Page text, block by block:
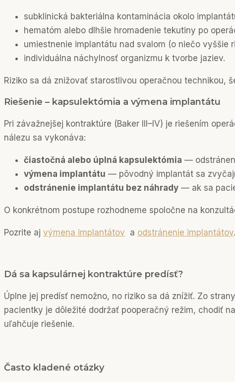
subklinická bakteriálna kontaminácia okolo
hematóm alebo dlhšie hromadenie tekutiny po
umiestnenie implantátu nad svalom (o niečo vyššie
individuálna náchylnosť organizmu k tvorbe jaziev.
Riziko sa dá znižovať starostlivou operačnou technikou,
Riešenie – kapsulektómia a výmena implantátu
Pri závažnejšej kontraktúre (Baker III–IV) je riešením
nálezu sa vykonáva:
čiastočná alebo úplná kapsulektómia —
výmena implantátu — pôvodný implantát sa
odstránenie implantátu bez náhrady — ak sa
O konkrétnom postupe rozhodneme spoločne na
Pozrite aj výmena implantátov a odstránenie implantátov.
Dá sa kapsulárnej kontraktúre predísť?
Úplne jej predísť nemožno, no riziko sa dá znížiť. Zo
pacientky je dôležité dodržať pooperačný režim, chodiť
uľahčuje riešenie.
Často kladené otázky